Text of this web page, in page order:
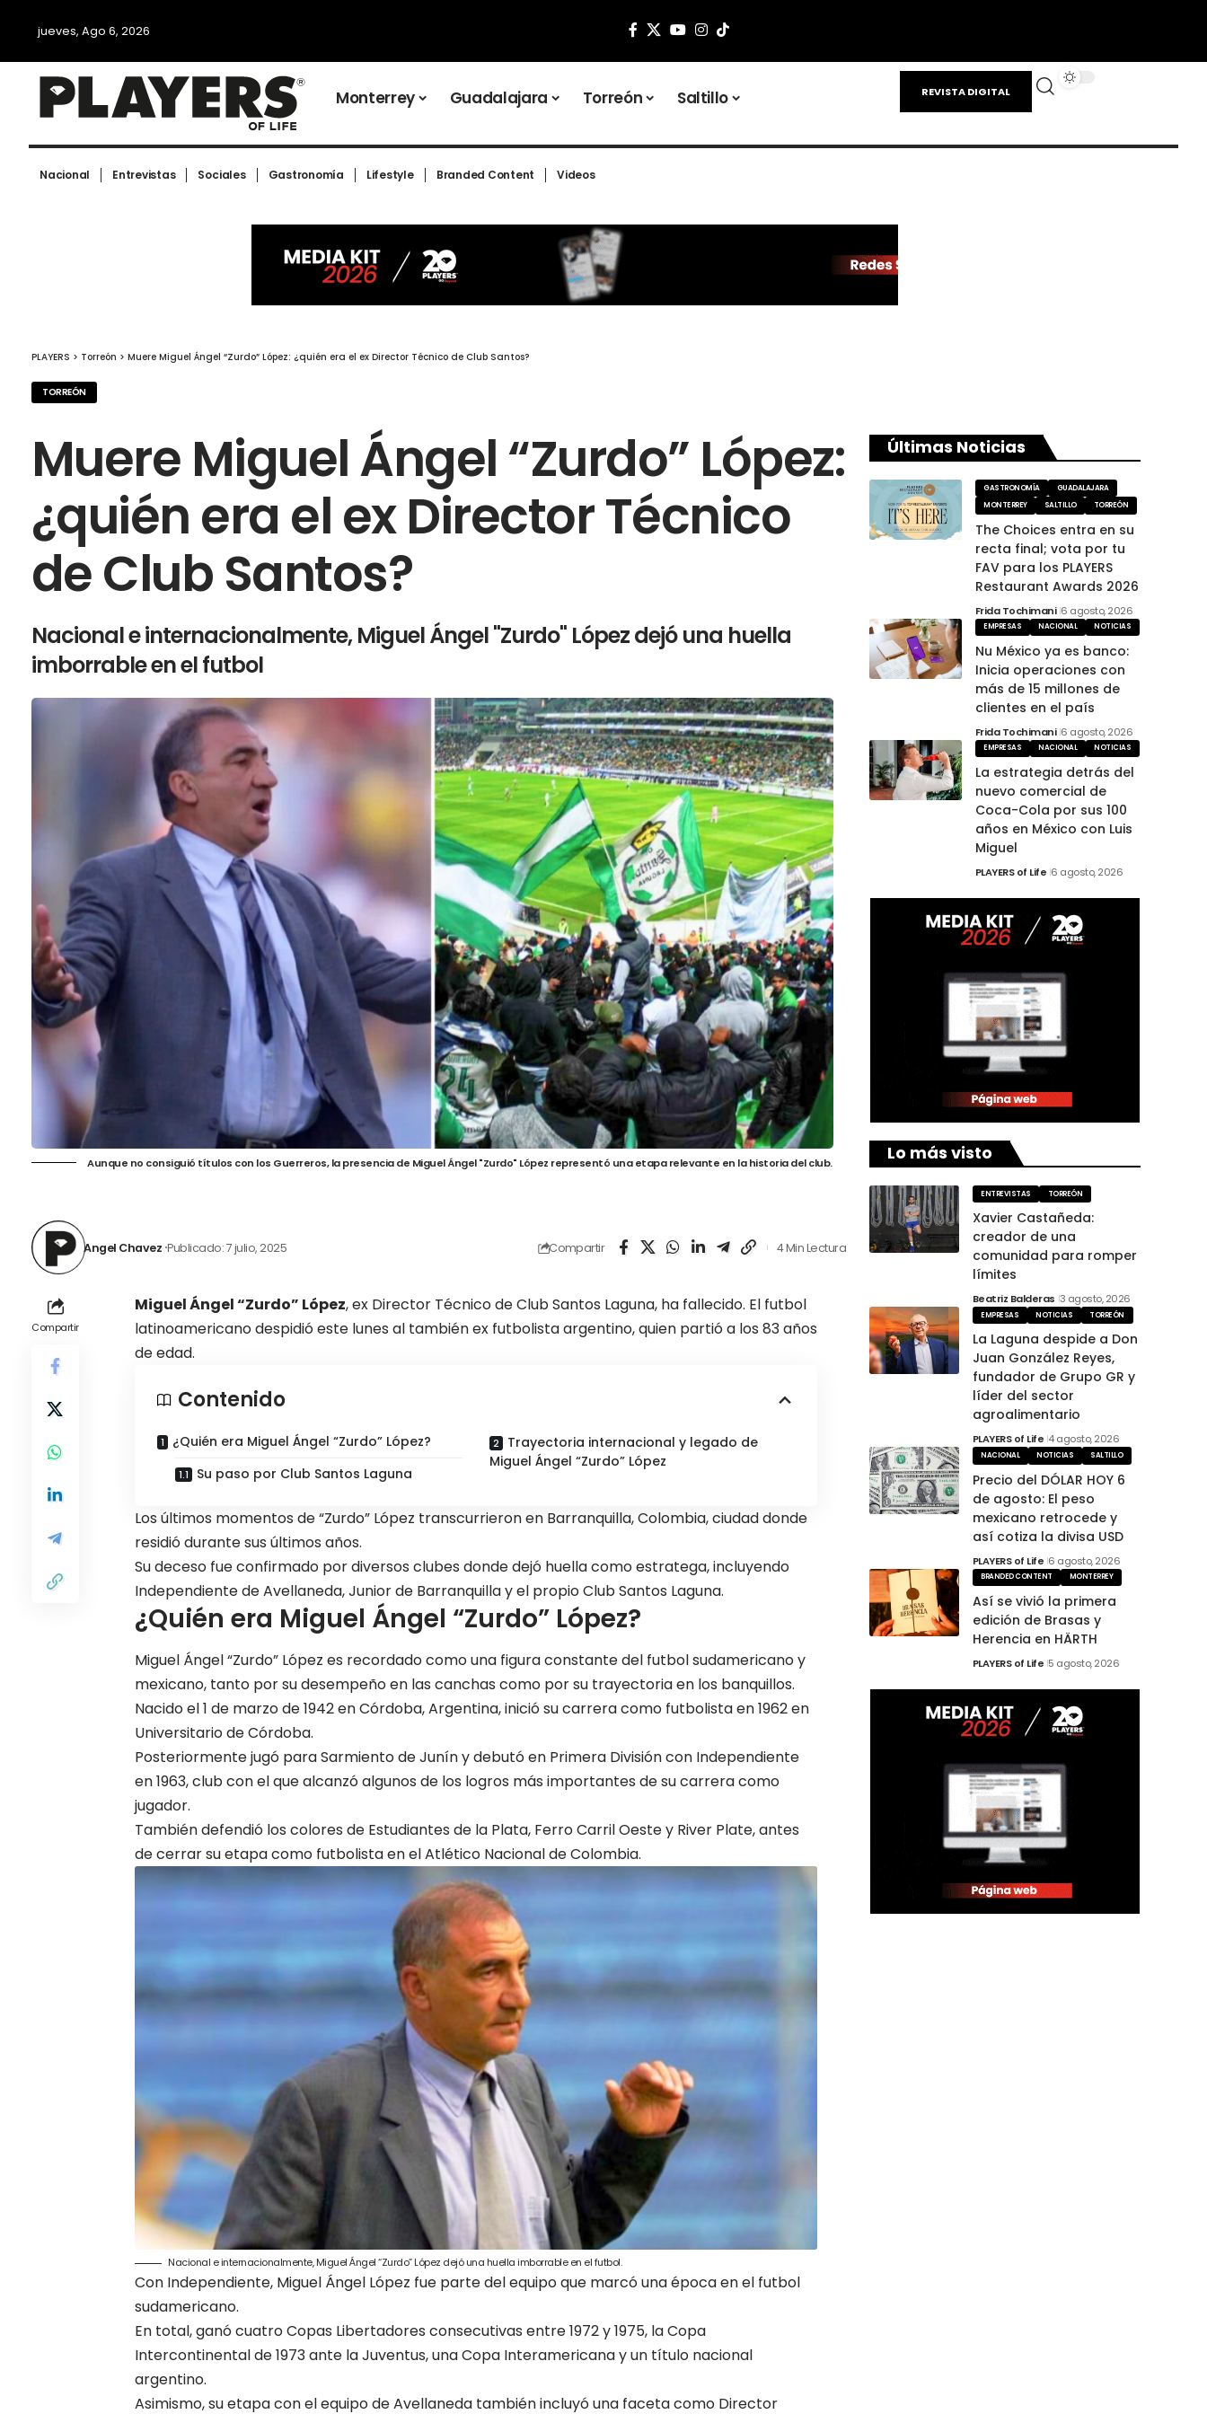
jueves, Ago 6, 2026
Monterrey Guadalajara Torreón Saltillo REVISTA DIGITAL
Nacional Entrevistas Sociales Gastronomía Lifestyle Branded Content Videos
PLAYERS > Torreón > Muere Miguel Ángel “Zurdo” López: ¿quién era el ex Director Técnico de Club Santos?
TORREÓN
Muere Miguel Ángel “Zurdo” López:
¿quién era el ex Director Técnico
de Club Santos?
Nacional e internacionalmente, Miguel Ángel "Zurdo" López dejó una huella
imborrable en el futbol
Aunque no consiguió títulos con los Guerreros, la presencia de Miguel Ángel "Zurdo" López representó una etapa relevante en la historia del club.
Angel Chavez Publicado: 7 julio, 2025 Compartir 4 Min Lectura
Compartir
Miguel Ángel “Zurdo” López, ex Director Técnico de Club Santos Laguna, ha fallecido. El futbol
latinoamericano despidió este lunes al también ex futbolista argentino, quien partió a los 83 años
de edad.
Contenido
¿Quién era Miguel Ángel “Zurdo” López?
Su paso por Club Santos Laguna
Trayectoria internacional y legado de
Miguel Ángel “Zurdo” López
Los últimos momentos de “Zurdo” López transcurrieron en Barranquilla, Colombia, ciudad donde
residió durante sus últimos años.
Su deceso fue confirmado por diversos clubes donde dejó huella como estratega, incluyendo
Independiente de Avellaneda, Junior de Barranquilla y el propioClub Santos Laguna.
¿Quién era Miguel Ángel “Zurdo” López?
Miguel Ángel “Zurdo” López es recordado como una figura constante del futbol sudamericano y
mexicano, tanto por su desempeño en las canchas como por su trayectoria en los banquillos.
Nacido el 1 de marzo de 1942 en Córdoba, Argentina, inició su carrera como futbolista en 1962 en
Universitario de Córdoba.
Posteriormente jugó para Sarmiento de Junín y debutó en Primera División con Independiente
en 1963, club con el que alcanzó algunos de los logros más importantes de su carrera como
jugador.
También defendió los colores de Estudiantes de la Plata, Ferro Carril Oeste y River Plate, antes
de cerrar su etapa como futbolista en el Atlético Nacional de Colombia.
Nacional e internacionalmente, Miguel Ángel “Zurdo” López dejó una huella imborrable en el futbol.
Con Independiente, Miguel Ángel López fue parte del equipo que marcó una época en el futbol
sudamericano.
En total, ganó cuatro Copas Libertadores consecutivas entre 1972 y 1975, la Copa
Intercontinental de 1973 ante la Juventus, una Copa Interamericana y un título nacional
argentino.
Asimismo, su etapa con el equipo de Avellaneda también incluyó una faceta como Director
Últimas Noticias
GASTRONOMÍA
GUADALAJARA
MONTERREY
SALTILLO TORREÓN
The Choices entra en su
recta final; vota por tu
FAV para los PLAYERS
Restaurant Awards 2026
Frida Tochimani 6 agosto, 2026
EMPRESAS NACIONAL NOTICIAS
Nu México ya es banco:
Inicia operaciones con
más de 15 millones de
clientes en el país
Frida Tochimani 6 agosto, 2026
EMPRESAS NACIONAL NOTICIAS
La estrategia detrás del
nuevo comercial de
Coca-Cola por sus 100
años en México con Luis
Miguel
PLAYERS of Life 6 agosto, 2026
Lo más visto
ENTREVISTAS TORREÓN
Xavier Castañeda:
creador de una
comunidad para romper
límites
Beatriz Balderas 3 agosto, 2026
EMPRESAS NOTICIAS TORREÓN
La Laguna despide a Don
Juan González Reyes,
fundador de Grupo GR y
líder del sector
agroalimentario
PLAYERS of Life 4 agosto, 2026
NACIONAL NOTICIAS SALTILLO
Precio del DÓLAR HOY 6
de agosto: El peso
mexicano retrocede y
así cotiza la divisa USD
PLAYERS of Life 6 agosto, 2026
BRANDED CONTENT MONTERREY
Así se vivió la primera
edición de Brasas y
Herencia en HÄRTH
PLAYERS of Life 5 agosto, 2026